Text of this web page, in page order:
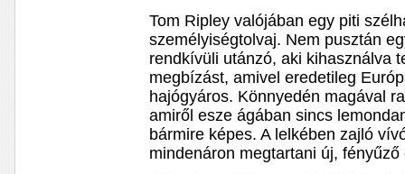
Tom Ripley valójában egy piti
személyiségtolvaj. Nem pusztán
rendkívüli utánzó, aki kihasználva
megbízást, amivel eredetileg
hajógyáros. Könnyedén magával
amiről esze ágában sincs
bármire képes. A lelkében zajló
mindenáron megtartani új, fényűző